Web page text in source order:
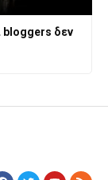
bloggers δεν